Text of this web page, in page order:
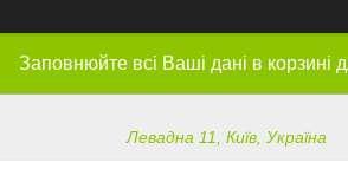
Заповнюйте всі Ваші дані в корзині
Левадна 11, Київ, Україна